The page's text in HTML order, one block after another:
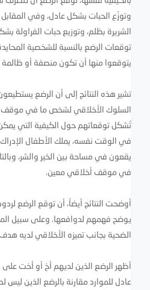
وتوزّع الحبات بشكل عادل، وفي
الشريرة بظلم، وتوزيع حبات الفراولة
توقعات الرضع بالنسبة للشخصية
يتوقعوا منها أن تكون منصفة أو ظالمة
تشير هذه النتائج إلى أن الرضع
السلوك الأخلاقي لشخص ما في موقف
تُشكل توقعاتهم حول الكيفية التي
في الوقت نفسه، يملك الأطفال الإدراك
يقعون في مساحة بين الخير والشر،
في موقف أخلاقي معين.
أوضحت النتائج أيضاً، أن توقع الرضع
يوضح فهمهم لدوافعها. وعلى سبيل
الضحية بجانب تميزه الأخلاقي لديه
أظهر الرضع الذين لديهم أخ أو أخت
عادل للموارد مقارنة بالرضع الذين ليس